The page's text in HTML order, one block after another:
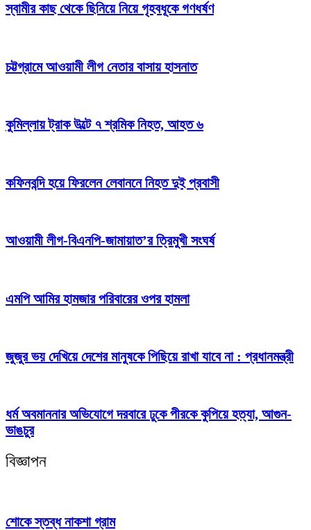
স্বামীর কাছ থেকে ছিনিয়ে নিয়ে গৃহবধূকে গণধর্ষণ
চট্টগ্রামে আওয়ামী লীগ নেতার বাসায় হাসনাত
কুমিল্লায় ট্রাক উল্টে ৭ শ্রমিক নিহত, আহত ৬
কফিনবন্দি হয়ে ফিরলেন লেবাননে নিহত দুই প্রবাসী
আওয়ামী লীগ-বিএনপি-জামায়াত’র ত্রিমুখী সংঘর্ষ
এমপি আমির হামজার পরিবারের ওপর হামলা
জুজুর ভয় দেখিয়ে দেশের মানুষকে পিছিয়ে রাখা যাবে না : প্রধানমন্ত্রী
ধর্ম অবমাননার অভিযোগে দরবারে ঢুকে পীরকে কুপিয়ে হত্যা, আগুন-
ভাঙচুর
বিজ্ঞাপন
শোকে স্তব্ধ নাকশা গ্রাম